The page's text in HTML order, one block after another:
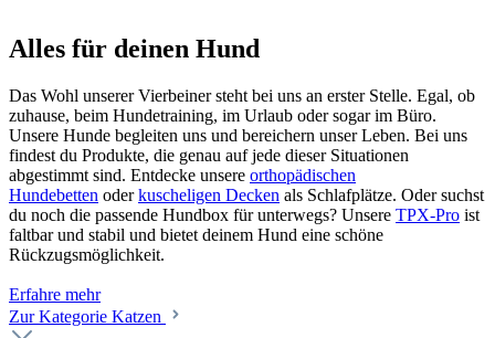
Alles für deinen Hund
Das Wohl unserer Vierbeiner steht bei uns an erster Stelle. Egal, ob
zuhause, beim Hundetraining, im Urlaub oder sogar im Büro.
Unsere Hunde begleiten uns und bereichern unser Leben. Bei uns
findest du Produkte, die genau auf jede dieser Situationen
abgestimmt sind. Entdecke unsere orthopädischen
Hundebetten oderkuscheligen Decken als Schlafplätze. Oder suchst
du noch die passende Hundbox für unterwegs? Unsere TPX-Pro ist
faltbar und stabil und bietet deinem Hund eine schöne
Rückzugsmöglichkeit.
Erfahre mehr
Zur Kategorie Katzen